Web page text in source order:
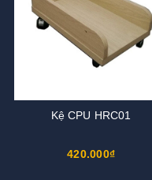
Kệ CPU HRC01
420.000₫